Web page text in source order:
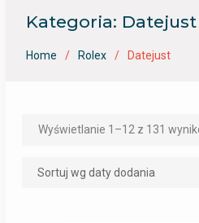
Kategoria: Datejust
Home Rolex Datejust
Wyświetlanie 1–12 z 131